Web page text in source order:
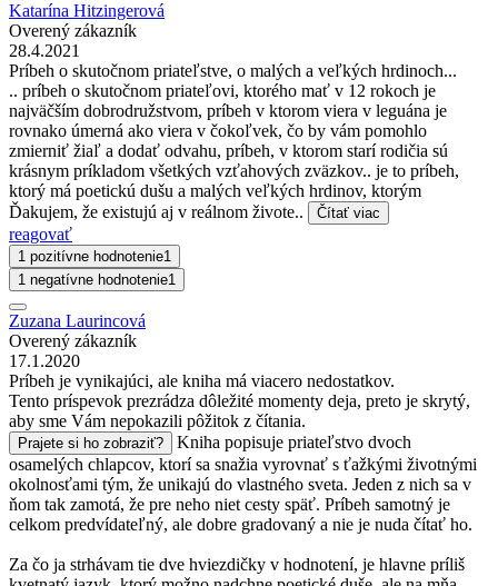
Katarína Hitzingerová
Overený zákazník
28.4.2021
Príbeh o skutočnom priateľstve, o malých a veľkých hrdinoch...
.. príbeh o skutočnom priateľovi, ktorého mať v 12 rokoch je
najväčším dobrodružstvom, príbeh v ktorom viera v leguána je
rovnako úmerná ako viera v čokoľvek, čo by vám pomohlo
zmierniť žiaľ a dodať odvahu, príbeh, v ktorom starí rodičia sú
krásnym príkladom všetkých vzťahových zväzkov.. je to príbeh,
ktorý má poetickú dušu a malých veľkých hrdinov, ktorým
Ďakujem, že existujú aj v reálnom živote..
Čítať viac
reagovať
1 pozitívne hodnotenie1
1 negatívne hodnotenie1
Zuzana Laurincová
Overený zákazník
17.1.2020
Príbeh je vynikajúci, ale kniha má viacero nedostatkov.
Tento príspevok prezrádza dôležité momenty deja, preto je skrytý,
aby sme Vám nepokazili pôžitok z čítania.
Prajete si ho zobraziť?
Kniha popisuje priateľstvo dvoch
osamelých chlapcov, ktorí sa snažia vyrovnať s ťažkými životnými
okolnosťami tým, že unikajú do vlastného sveta. Jeden z nich sa v
ňom tak zamotá, že pre neho niet cesty späť. Príbeh samotný je
celkom predvídateľný, ale dobre gradovaný a nie je nuda čítať ho.
Za čo ja strhávam tie dve hviezdičky v hodnotení, je hlavne príliš